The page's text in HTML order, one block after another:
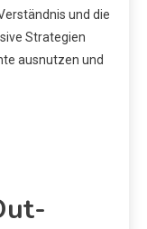
und die
Strategien
ausnutzen und